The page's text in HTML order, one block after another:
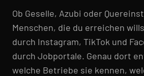
Ob Geselle, Azubi oder
Menschen, die du erreichen
durch Instagram, TikTok und
durch Jobportale. Genau dort
welche Betriebe sie kennen,